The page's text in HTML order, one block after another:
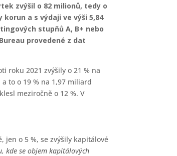
zvýšil o 82 milionů, tedy o
a s výdaji ve výši 5,84
stupňů A, B+ nebo
provedené z dat
roku 2021 zvýšily o 21 % na
to o 19 % na 1,97 miliard
meziročně o 12 %. V
jen o 5 %, se zvýšily kapitálové
kde se objem kapitálových